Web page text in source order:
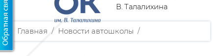
В. Талалихина
Главная / Новости автошколы /